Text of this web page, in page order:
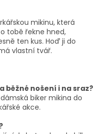
mikinu, která
tobě řekne hned,
ten kus. Hoď ji do
vlastní tvář.
běžné nošení i na sraz?
biker mikina do
akce.